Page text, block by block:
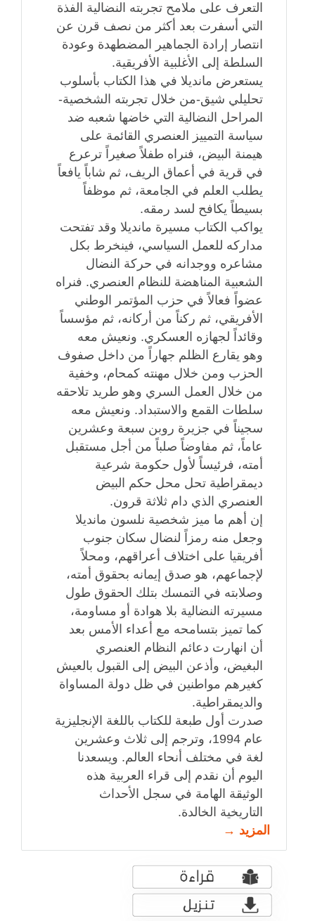
التعرف على ملامح تجربته النضالية الفذة
التي أسفرت بعد أكثر من نصف قرن عن
انتصار إرادة الجماهير المضطهدة وعودة
السلطة إلى الأغلبية الأفريقية.
يستعرض مانديلا في هذا الكتاب بأسلوب
تحليلي شيق-من خلال تجربته الشخصية-
المراحل النضالية التي خاضها شعبه ضد
سياسة التمييز العنصري القائمة على
هيمنة البيض، فنراه طفلاً صغيراً ترعرع
في قرية في أعماق الريف، ثم شاباً يافعاً
يطلب العلم في الجامعة، ثم موظفاً
بسيطاً يكافح لسد رمقه.
يواكب الكتاب مسيرة مانديلا وقد تفتحت
مداركه للعمل السياسي، فينخرط بكل
مشاعره ووجدانه في حركة النضال
الشعبية المناهضة للنظام العنصري. فنراه
عضواً فعالاً في حزب المؤتمر الوطني
الأفريقي، ثم ركناً من أركانه، ثم مؤسساً
وقائداً لجهازه العسكري. ونعيش معه
وهو يقارع الظلم جهاراً من داخل صفوف
الحزب ومن خلال مهنته كمحام، وخفية
من خلال العمل السري وهو طريد تلاحقه
سلطات القمع والاستبداد. ونعيش معه
سجيناً في جزيرة روبن سبعة وعشرين
عاماً، ثم مفاوضاً صلباً من أجل مستقبل
أمته، فرئيساً لأول حكومة شرعية
ديمقراطية تحل محل حكم البيض
العنصري الذي دام ثلاثة قرون.
إن أهم ما ميز شخصية نلسون مانديلا
وجعل منه رمزاً لنضال سكان جنوب
أفريقيا على اختلاف أعراقهم، ومحلاً
لإجماعهم، هو صدق إيمانه بحقوق أمته،
وصلابته في التمسك بتلك الحقوق طول
مسيرته النضالية بلا هوادة أو مساومة،
كما تميز بتسامحه مع أعداء الأمس بعد
أن انهارت دعائم النظام العنصري
البغيض، وأذعن البيض إلى القبول بالعيش
كغيرهم مواطنين في ظل دولة المساواة
والديمقراطية.
صدرت أول طبعة للكتاب باللغة الإنجليزية
عام 1994، وترجم إلى ثلاث وعشرين
لغة في مختلف أنحاء العالم. ويسعدنا
اليوم أن نقدم إلى قراء العربية هذه
الوثيقة الهامة في سجل الأحداث
التاريخية الخالدة.
المزيد →